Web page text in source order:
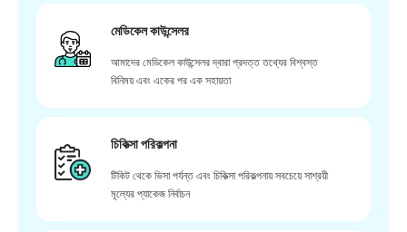
মেডিকেল কাউন্সেলর
আমাদের মেডিকেল কাউন্সেলর দ্বারা প্রদত্ত তথ্যের বিশ্বস্ত
বিনিময় এবং একের পর এক সহায়তা
চিকিত্সা পরিকল্পনা
টিকিট থেকে ভিসা পর্যন্ত এবং চিকিত্সা পরিকল্পনায় সবচেয়ে সাশ্রয়ী
মূল্যের প্যাকেজ নির্বাচন